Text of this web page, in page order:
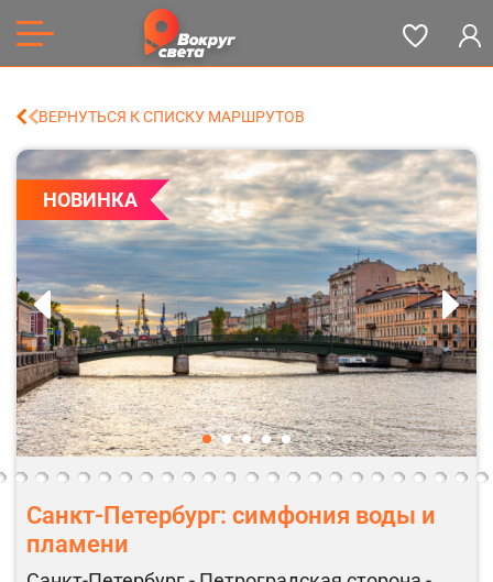
ВЕРНУТЬСЯ К СПИСКУ МАРШРУТОВ
НОВИНКА
Санкт-Петербург: симфония воды и
пламени